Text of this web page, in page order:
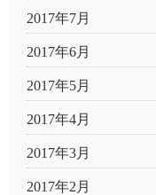
2017年7月
2017年6月
2017年5月
2017年4月
2017年3月
2017年2月